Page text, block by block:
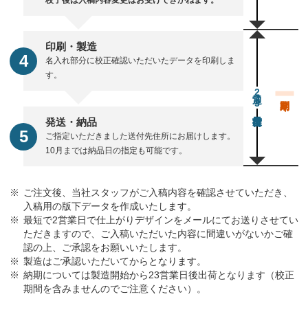
印刷・製造
名入れ部分に校正確認いただいたデータを印刷しま
す。
発送・納品
ご指定いただきました送付先住所にお届けします。
10月までは納品日の指定も可能です。
通常23営業日後出荷
ご注文後、当社スタッフがご入稿内容を確認させていただき、
入稿用の版下データを作成いたします。
最短で2営業日で仕上がりデザインをメールにてお送りさせてい
ただきますので、ご入稿いただいた内容に間違いがないかご確
認の上、ご承認をお願いいたします。
製造はご承認いただいてからとなります。
納期については製造開始から23営業日後出荷となります（校正
期間を含みませんのでご注意ください）。